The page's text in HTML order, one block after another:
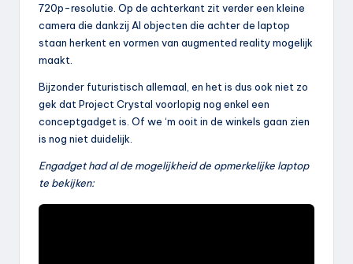
720p-resolutie. Op de achterkant zit verder een kleine
camera die dankzij AI objecten die achter de laptop
staan herkent en vormen van augmented reality mogelijk
maakt.
Bijzonder futuristisch allemaal, en het is dus ook niet zo
gek dat Project Crystal voorlopig nog enkel een
conceptgadget is. Of we ‘m ooit in de winkels gaan zien
is nog niet duidelijk.
Engadget had al de mogelijkheid de opmerkelijke laptop
te bekijken: